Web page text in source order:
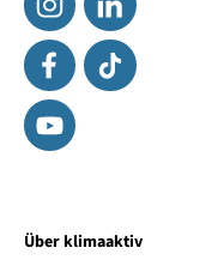
Über klimaaktiv